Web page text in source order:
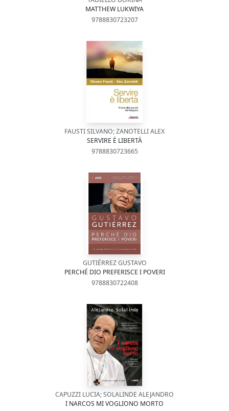
MATTHEW LUKWIYA
9788830723207
FAUSTI SILVANO; ZANOTELLI ALEX
SERVIRE È LIBERTÀ
9788830723665
GUTIÉRREZ GUSTAVO
PERCHÉ DIO PREFERISCE I POVERI
9788830722408
CAPUZZI LUCIA; SOLALINDE ALEJANDRO
I NARCOS MI VOGLIONO MORTO